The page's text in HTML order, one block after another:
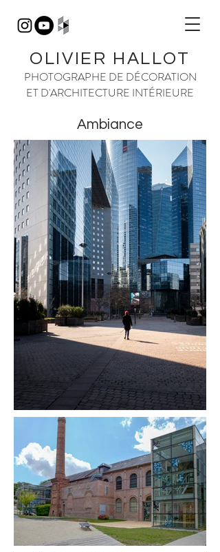
OLIVIER HALLOT
PHOTOGRAPHE DE DÉCORATION
ET D'ARCHITECTURE INTÉRIEURE
Ambiance